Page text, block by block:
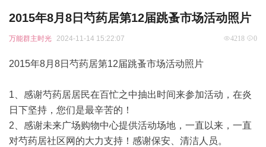
2015年8月8日芍药居第12届跳蚤市场活动照片
万能群主时光 2024-11-14 15:22:07 4218 0
2015年8月8日芍药居第12届跳蚤市场活动照片
1、感谢芍药居居民在百忙之中抽出时间来参加活动，在炎
日下坚持，您们是最辛苦的！
2、感谢未来广场购物中心提供活动场地，一直以来，一直
对芍药居社区网的大力支持！感谢保安、清洁人员。